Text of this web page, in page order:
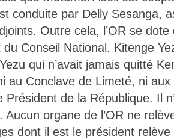
conduite par Delly Sesanga,
Outre cela, l’OR se dote
Conseil National. Kitenge
qui n’avait jamais quitté
au Conclave de Limeté, ni
de la République. Il
Aucun organe de l’OR ne
dont il est le président